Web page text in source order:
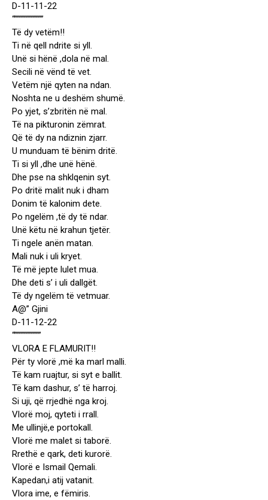
D-11-11-22
“””””””””””””
Të dy vetëm!!
Ti në qell ndrite si yll.
Unë si hënë ,dola në mal.
Secili në vënd të vet.
Vetëm një qyten na ndan.
Noshta ne u deshëm shumë.
Po yjet, s’zbritën në mal.
Të na pikturonin zëmrat.
Që të dy na ndiznin zjarr.
U munduam të bënim dritë.
Ti si yll ,dhe unë hënë.
Dhe pse na shklqenin syt.
Po dritë malit nuk i dham
Donim të kalonim dete.
Po ngelëm ,të dy të ndar.
Unë këtu në krahun tjetër.
Ti ngele anën matan.
Mali nuk i uli kryet.
Të më jepte lulet mua.
Dhe deti s’ i uli dallgët.
Të dy ngelëm të vetmuar.
A@” Gjini
D-11-12-22
“”””””””””””
VLORA E FLAMURIT!!
Për ty vlorë ,më ka marl malli.
Të kam ruajtur, si syt e ballit.
Të kam dashur, s’ të harroj.
Si uji, që rrjedhë nga kroj.
Vlorë moj, qyteti i rrall.
Me ullinjë,e portokall.
Vlorë me malet si taborë.
Rrethë e qark, deti kurorë.
Vlorë e Ismail Qemali.
Kapedan,i atij vatanit.
Vlora ime, e fëmiris.